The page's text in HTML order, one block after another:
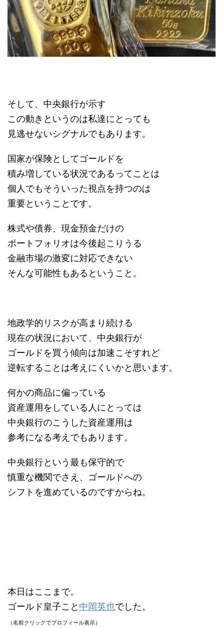
そして、中央銀行が示す
この動きというのは私達にとっても
見逃せないシグナルでもあります。
国家が保険としてゴールドを
積み増している状況であるってことは
個人でもそういった視点を持つのは
重要ということです。
株式や債券、現金預金だけの
ポートフォリオは今後起こりうる
金融市場の激変に対応できない
そんな可能性もあるということ。
地政学的リスクが高まり続ける
現在の状況において、中央銀行が
ゴールドを買う傾向は加速こそすれど
逆転することは考えにくいかと思います。
何かの商品に偏っている
資産運用をしている人にとっては
中央銀行のこうした資産運用は
参考になる考えでもあります。
中央銀行という最も保守的で
慎重な機関でさえ、ゴールドへの
シフトを進めているのですからね。
本日はここまで。
ゴールド皇子こと 中岡英也でした。
（名前クリックでプロフィール表示）